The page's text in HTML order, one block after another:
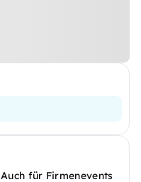
für Firmenevents